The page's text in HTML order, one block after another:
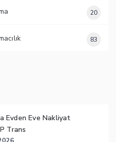
20
83
Evden Eve Nakliyat
Trans